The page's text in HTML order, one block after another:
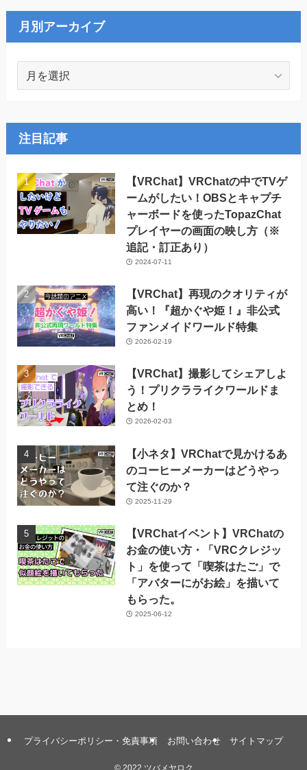
リ
ー
月別アーカイブ
ー
カ
イ
ブ
注目記事
【VRChat】VRChatの中でTVゲ
ームがしたい！OBSとキャプチ
ャーボードを使ったTopazChat
プレイヤーの画面の映し方（※
追記・訂正あり）
2024-07-11
【VRChat】再現のクオリティが
高い！『超かぐや姫！』非公式
ファンメイドワールド特集
2026-02-19
【VRChat】撮影してシェアしよ
う！プリクラライクワールドま
とめ！
2026-02-03
【小ネタ】VRChatで見かけるあ
のコーヒーメーカーはどうやっ
て注ぐのか？
2025-11-29
【VRChatイベント】VRChatの
お金の使い方・「VRCクレジッ
ト」を使って「喫茶はたご」で
「アバターにがお絵」を描いて
もらった。
2025-06-12
プライバシーポリシー・免責事項 お問い合わせ サイトマップ
©2022 ツバメヤロク